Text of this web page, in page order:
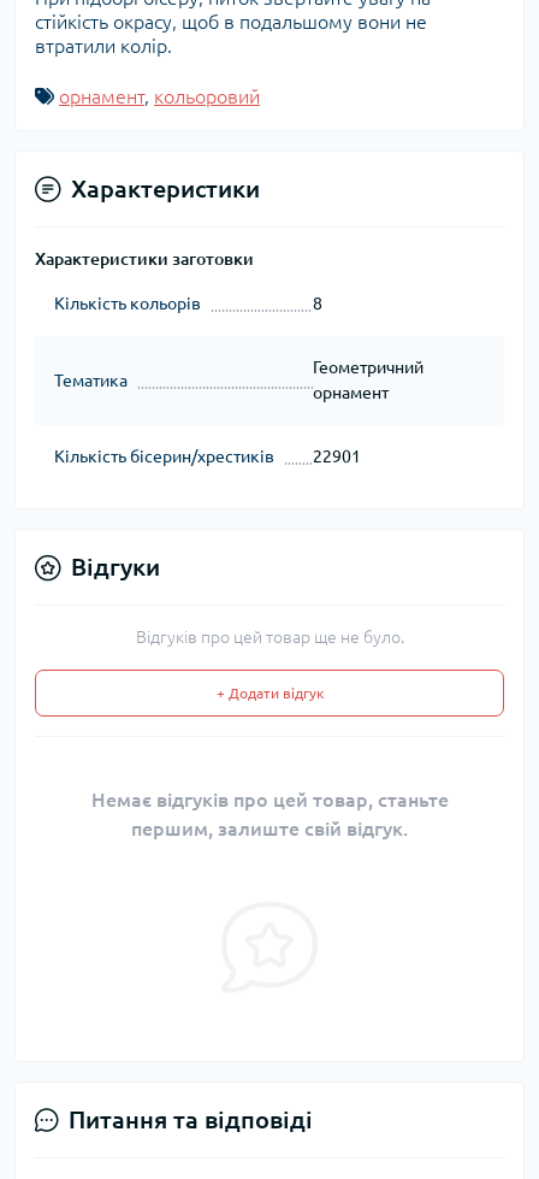
стійкість окрасу, щоб в подальшому вони не
втратили колір.
орнамент, кольоровий
Характеристики
Характеристики заготовки
Кількість кольорів 8
Тематика
Геометричний
орнамент
Кількість бісерин/хрестиків 22901
Відгуки
Відгуків про цей товар ще не було.
+ Додати відгук
Немає відгуків про цей товар, станьте
першим, залиште свій відгук.
Питання та відповіді